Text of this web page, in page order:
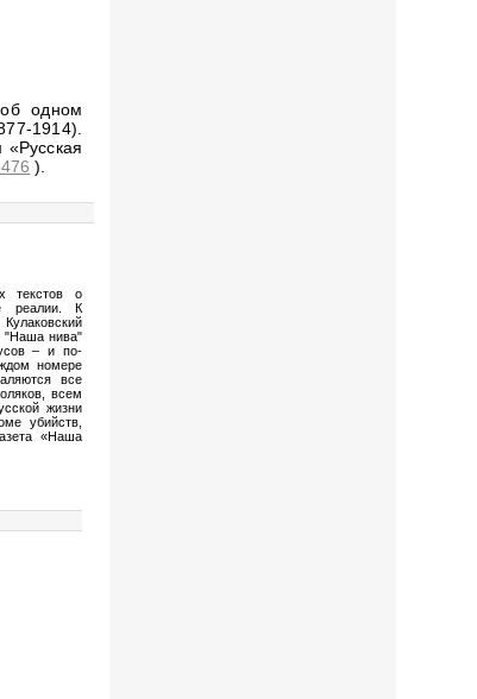
одном
1914).
).
текстов о
реалии. К
"Наша нива"
– и по-
номере
все
всем
жизни
убийств,
«Наша